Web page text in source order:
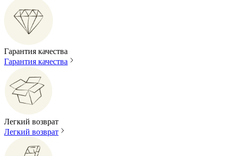
Гарантия качества
Гарантия качества
Легкий возврат
Легкий возврат